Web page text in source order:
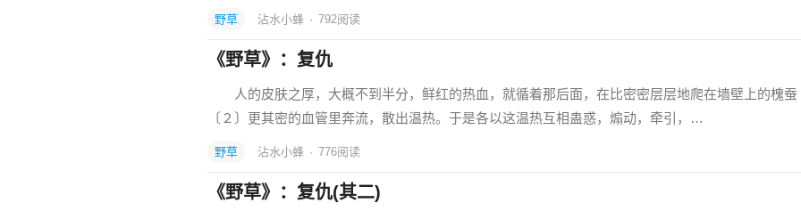
野草 沾水小蜂 · 792阅读
《野草》：复仇
人的皮肤之厚，大概不到半分，鲜红的热血，就循着那后面，在比密密层层地爬在墙壁上的槐蚕
〔２〕更其密的血管里奔流，散出温热。于是各以这温热互相蛊惑，煽动，牵引，…
野草 沾水小蜂 · 776阅读
《野草》：复仇(其二)